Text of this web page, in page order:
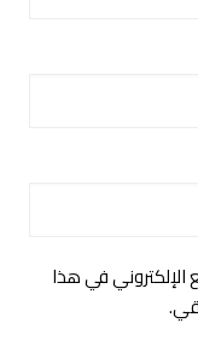
الإلكتروني في هذا